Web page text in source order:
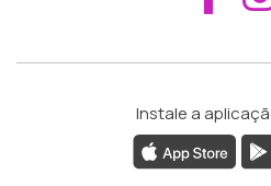
Instale a